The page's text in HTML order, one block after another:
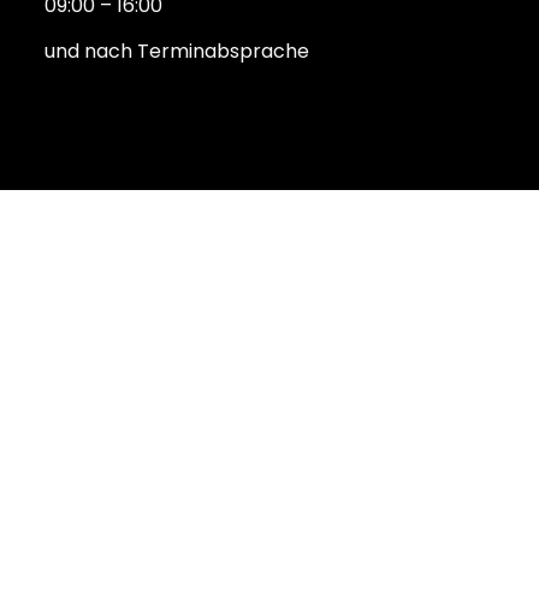
und nach Terminabsprache